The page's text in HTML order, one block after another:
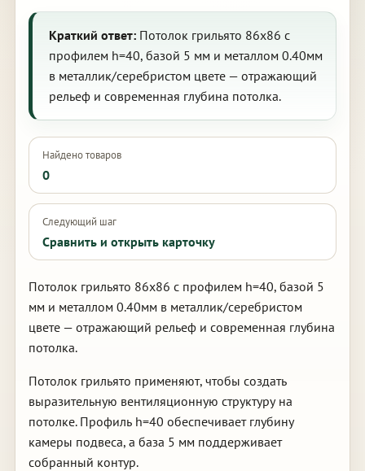
Краткий ответ:Потолок грильято 86х86 с
профилем h=40, базой 5 мм и металлом 0.40мм
в металлик/серебристом цвете — отражающий
рельеф и современная глубина потолка.
Найдено товаров
0
Следующий шаг
Сравнить и открыть карточку
Потолок грильято 86х86 с профилем h=40, базой 5
мм и металлом 0.40мм в металлик/серебристом
цвете — отражающий рельеф и современная глубина
потолка.
Потолок грильято применяют, чтобы создать
выразительную вентиляционную структуру на
потолке. Профиль h=40 обеспечивает глубину
камеры подвеса, а база 5 мм поддерживает
собранный контур.